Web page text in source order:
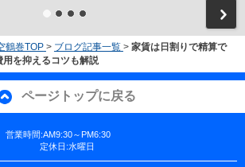
鶴巻TOP > ブログ記事一覧 > 家賃は日割りで精算で
用を抑えるコツも解説
ページトップに戻る
営業時間:AM9:30～PM6:30
定休日:水曜日